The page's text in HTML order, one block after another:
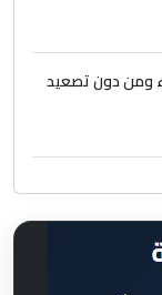
ومن دون تصعيد